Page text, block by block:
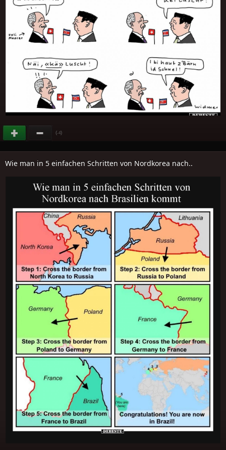
(-4)
Wie man in 5 einfachen Schritten von Nordkorea nach..